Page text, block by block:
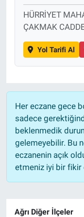
HÜRRİYET
ÇAKMAK
Yol Tarifi Al
Her eczane gece
sadece
beklenmedik
gelemeyebilir. Bu
eczanenin açık
etmeniz iyi bir fikir
Ağrı Diğer İlçeler